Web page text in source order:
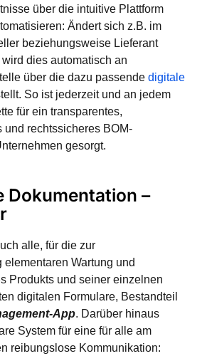
über die intuitive Plattform
Ändert sich z.B. im
beziehungsweise Lieferant
dies automatisch an
über die dazu passende digitale
So ist jederzeit und an jedem
für ein transparentes,
und rechtssicheres BOM-
gesorgt.
Dokumentation –
alle, für die zur
elementaren Wartung und
Produkts und seiner einzelnen
digitalen Formulare, Bestandteil
App. Darüber hinaus
System für eine für alle am
reibungslose Kommunikation: